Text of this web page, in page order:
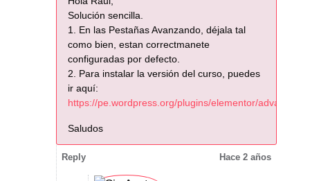
Solución sencilla.
1. En las Pestañas Avanzando, déjala tal
como bien, estan correctmanete
configuradas por defecto.
2. Para instalar la versión del curso, puedes
ir aquí:
https://pe.wordpress.org/plugins/elementor/advanced/
Saludos
Reply Hace 2 años